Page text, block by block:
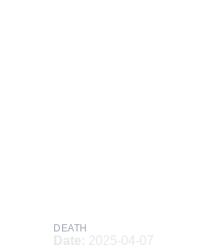
DEATH
Date: 2025-04-07